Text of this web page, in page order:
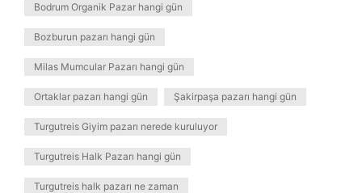
Bodrum Organik Pazar hangi gün
Bozburun pazarı hangi gün
Milas Mumcular Pazarı hangi gün
Ortaklar pazarı hangi gün Şakirpaşa pazarı hangi gün
Turgutreis Giyim pazarı nerede kuruluyor
Turgutreis Halk Pazarı hangi gün
Turgutreis halk pazarı ne zaman